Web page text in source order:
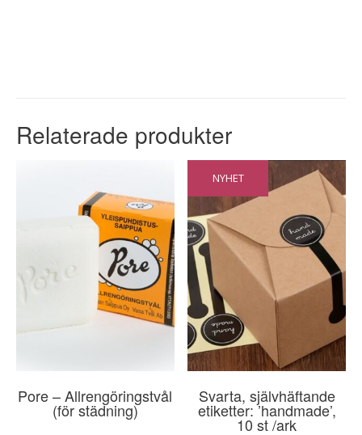
Relaterade produkter
Pore – Allrengöringstvål
(för städning)
NYHET
Svarta, självhäftande
etiketter: ’handmade’,
10 st /ark